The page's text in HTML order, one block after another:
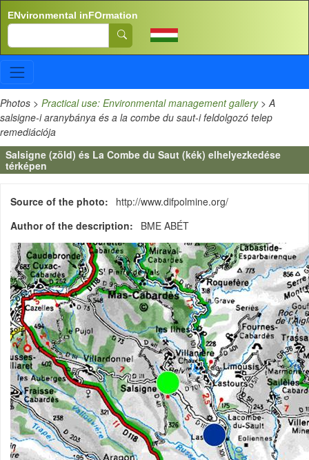
ENvironmental inFOrmation
Search
Photos > Practical use: Environmental management gallery>A
salsigne-i aranybánya és a la combe du saut-i feldolgozó telep
remediációja
Salsigne (zöld) és La Combe du Saut (kék) elhelyezkedése
térképen
Source of the photo
http://www.difpolmine.org/
Author of the description
BME ABÉT